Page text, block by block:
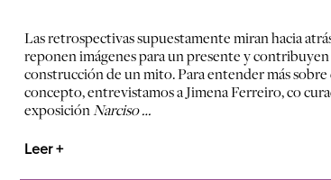
Las retrospectivas supuestamente miran hacia
reponen imágenes para un presente y contribuyen
construcción de un mito.Para entender más sobre
concepto,entrevistamos a Jimena Ferreiro, co
exposiciónNarciso …
Leer +